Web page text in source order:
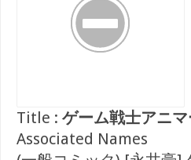
Title : ゲーム戦士アニ
Associated Names